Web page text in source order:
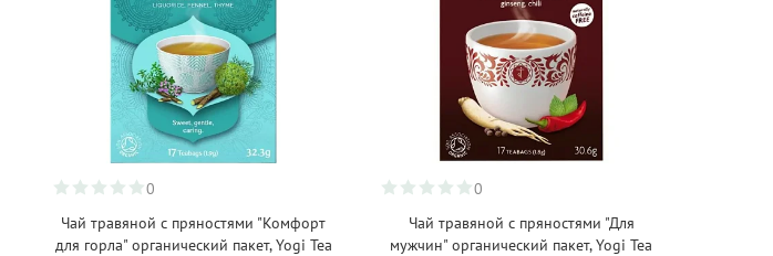
0
Чай травяной с пряностями "Комфорт
для горла" органический пакет, Yogi Tea
0
Чай травяной с пряностями "Для
мужчин" органический пакет, Yogi Tea